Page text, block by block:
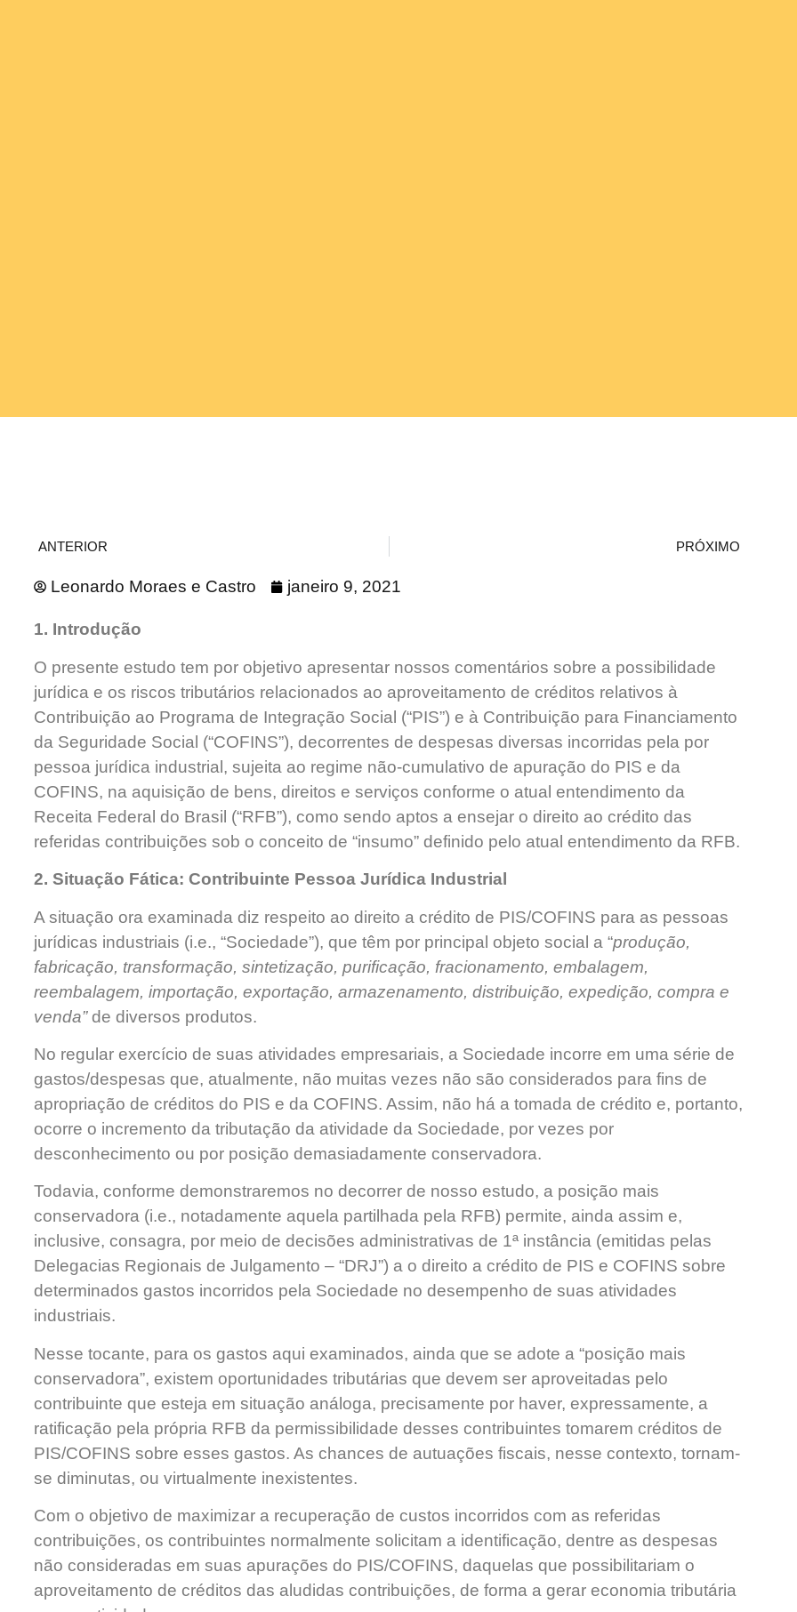
ANTERIOR PRÓXIMO
Leonardo Moraes e Castro janeiro 9, 2021
1. Introdução
O presente estudo tem por objetivo apresentar nossos comentários sobre a possibilidade
jurídica e os riscos tributários relacionados ao aproveitamento de créditos relativos à
Contribuição ao Programa de Integração Social (“PIS”) e à Contribuição para Financiamento
da Seguridade Social (“COFINS”), decorrentes de despesas diversas incorridas pela por
pessoa jurídica industrial, sujeita ao regime não-cumulativo de apuração do PIS e da
COFINS, na aquisição de bens, direitos e serviços conforme o atual entendimento da
Receita Federal do Brasil (“RFB”), como sendo aptos a ensejar o direito ao crédito das
referidas contribuições sob o conceito de “insumo” definido pelo atual entendimento da RFB.
2. Situação Fática: Contribuinte Pessoa Jurídica Industrial
A situação ora examinada diz respeito ao direito a crédito de PIS/COFINS para as pessoas
jurídicas industriais (i.e., “Sociedade”), que têm por principal objeto social a “produção,
fabricação, transformação, sintetização, purificação, fracionamento, embalagem,
reembalagem, importação, exportação, armazenamento, distribuição, expedição, compra e
venda”de diversos produtos.
No regular exercício de suas atividades empresariais, a Sociedade incorre em uma série de
gastos/despesas que, atualmente, não muitas vezes não são considerados para fins de
apropriação de créditos do PIS e da COFINS. Assim, não há a tomada de crédito e, portanto,
ocorre o incremento da tributação da atividade da Sociedade, por vezes por
desconhecimento ou por posição demasiadamente conservadora.
Todavia, conforme demonstraremos no decorrer de nosso estudo, a posição mais
conservadora (i.e., notadamente aquela partilhada pela RFB) permite, ainda assim e,
inclusive, consagra, por meio de decisões administrativas de 1ª instância (emitidas pelas
Delegacias Regionais de Julgamento – “DRJ”) a o direito a crédito de PIS e COFINS sobre
determinados gastos incorridos pela Sociedade no desempenho de suas atividades
industriais.
Nesse tocante, para os gastos aqui examinados, ainda que se adote a “posição mais
conservadora”, existem oportunidades tributárias que devem ser aproveitadas pelo
contribuinte que esteja em situação análoga, precisamente por haver, expressamente, a
ratificação pela própria RFB da permissibilidade desses contribuintes tomarem créditos de
PIS/COFINS sobre esses gastos. As chances de autuações fiscais, nesse contexto, tornam-
se diminutas, ou virtualmente inexistentes.
Com o objetivo de maximizar a recuperação de custos incorridos com as referidas
contribuições, os contribuintes normalmente solicitam a identificação, dentre as despesas
não consideradas em suas apurações do PIS/COFINS, daquelas que possibilitariam o
aproveitamento de créditos das aludidas contribuições, de forma a gerar economia tributária